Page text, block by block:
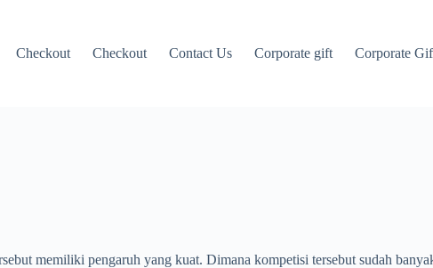
Checkout Checkout Contact Us Corporate gift Corporate
memiliki pengaruh yang kuat. Dimana kompetisi tersebut sudah